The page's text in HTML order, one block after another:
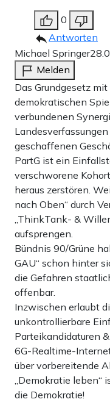
0
Antworten
Michael Springer
Melden
Das Grundgesetz
demokratischen
verbundenen
geschaffenen
PartG ist ein
verschworene
heraus zerstören.
nach Oben“ durch
„ThinkTank- &
aufsprengen.
Bündnis 90/Grüne
GAU“ schon hinter
die Gefahren
offenbar.
Inzwischen erlaubt
unkontrollierbare
Parteikandidaturen
6G-Realtime-
über vorbereitende
„Demokratie
die Demokratie!